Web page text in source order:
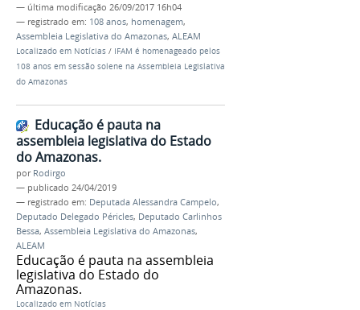
— última modificação 26/09/2017 16h04
— registrado em: 108 anos, homenagem,
Assembleia Legislativa do Amazonas, ALEAM
Localizado em Notícias / IFAM é homenageado pelos
108 anos em sessão solene na Assembleia Legislativa
do Amazonas
Educação é pauta na
assembleia legislativa do Estado
do Amazonas.
por Rodirgo
— publicado 24/04/2019
— registrado em: Deputada Alessandra Campelo,
Deputado Delegado Péricles, Deputado Carlinhos
Bessa, Assembleia Legislativa do Amazonas,
ALEAM
Educação é pauta na assembleia
legislativa do Estado do
Amazonas.
Localizado em Notícias